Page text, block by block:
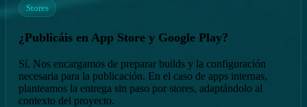
Stores
¿Publicáis en App Store y Google Play?
Sí. Nos encargamos de preparar builds y la configuración
necesaria para la publicación. En el caso de apps internas,
planteamos la entrega sin paso por stores, adaptándolo al
contexto del proyecto.